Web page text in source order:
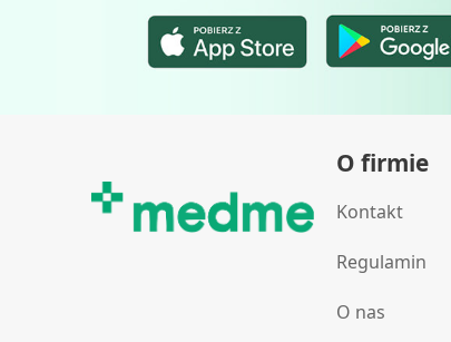
O firmie
Kontakt
Regulamin
O nas